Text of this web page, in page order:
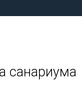
санариума